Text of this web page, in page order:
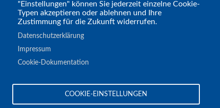
zur Abstimmung.
Tags
Aktionen
"Einstellungen" können Sie jederzeit einzelne Cookie-
Typen akzeptieren oder ablehnen und Ihre
Zustimmung für die Zukunft widerrufen.
Datenschutzerklärung
Impressum
Cookie-Dokumentation
COOKIE-EINSTELLUNGEN